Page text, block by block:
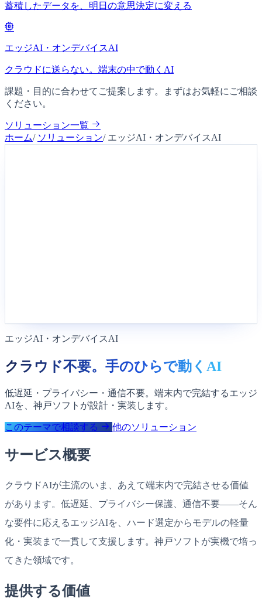
蓄積したデータを、明日の意思決定に変える
エッジAI・オンデバイスAI
クラウドに送らない。端末の中で動くAI
課題・目的に合わせてご提案します。まずはお気軽にご相談
ください。
ソリューション一覧
ホーム/ ソリューション/ エッジAI・オンデバイスAI
エッジAI・オンデバイスAI
クラウド不要。手のひらで動くAI
低遅延・プライバシー・通信不要。端末内で完結するエッジ
AIを、神戸ソフトが設計・実装します。
このテーマで相談する 他のソリューション
サービス概要
クラウドAIが主流のいま、あえて端末内で完結させる価値
があります。低遅延、プライバシー保護、通信不要——そん
な要件に応えるエッジAIを、ハード選定からモデルの軽量
化・実装まで一貫して支援します。神戸ソフトが実機で培っ
てきた領域です。
提供する価値